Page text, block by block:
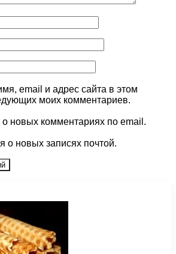
email и адрес сайта в этом
моих комментариев.
новых комментариях по email.
о новых записях почтой.